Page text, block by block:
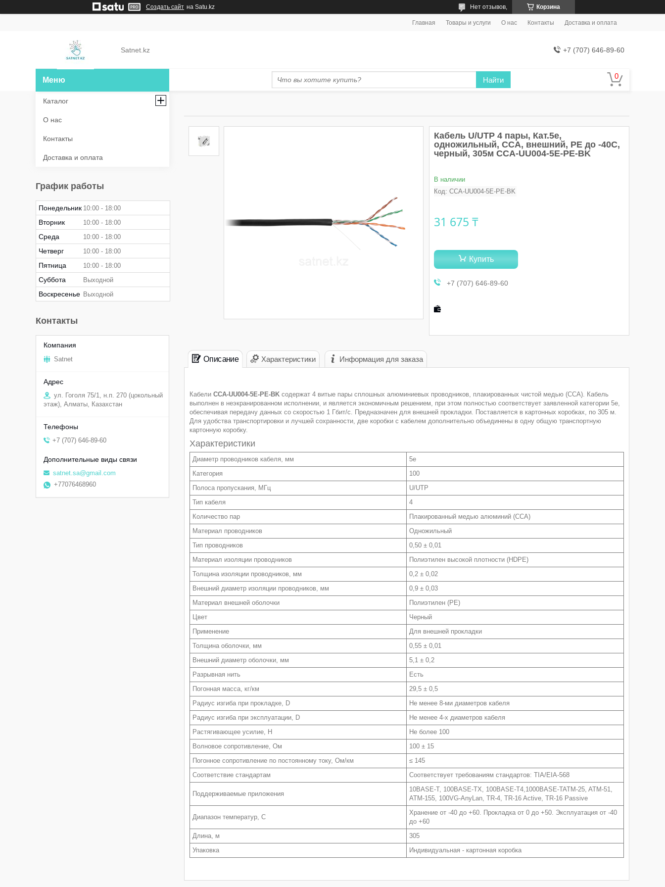
Создать сайт на Satu.kz Корзина
Нет отзывов,
Главная Товары и услуги О нас Контакты Доставка и оплата
Satnet.kz +7 (707) 646-89-60
Найти
Кабель U/UTP 4 пары, Кат.5e,
одножильный, CCA, внешний, PE до -40C,
черный, 305м CCA-UU004-5E-PE-BK
В наличии
Код: CCA-UU004-5E-PE-BK
31 675 ₸
Купить
+7 (707) 646-89-60
Описание Характеристики Информация для заказа
Кабели CCA-UU004-5E-PE-BK содержат 4 витые пары сплошных алюминиевых проводников, плакированных чистой медью (ССА). Кабель
выполнен в неэкранированном исполнении, и является экономичным решением, при этом полностью соответствует заявленной категории 5e,
обеспечивая передачу данных со скоростью 1 Гбит/с. Предназначен для внешней прокладки. Поставляется в картонных коробках, по 305 м.
Для удобства транспортировки и лучшей сохранности, две коробки с кабелем дополнительно объединены в одну общую транспортную
картонную коробку.
Характеристики
Диаметр проводников кабеля, мм
5е
Категория
100
Полоса пропускания, МГц
U/UTP
Тип кабеля
4
Количество пар
Плакированный медью алюминий (CCA)
Материал проводников
Одножильный
Тип проводников
0,50 ± 0,01
Материал изоляции проводников
Полиэтилен высокой плотности (HDPE)
Толщина изоляции проводников, мм
0,2 ± 0,02
Внешний диаметр изоляции проводников, мм
0,9 ± 0,03
Материал внешней оболочки
Полиэтилен (PE)
Цвет
Черный
Применение
Для внешней прокладки
Толщина оболочки, мм
0,55 ± 0,01
Внешний диаметр оболочки, мм
5,1 ± 0,2
Разрывная нить
Есть
Погонная масса, кг/км
29,5 ± 0,5
Радиус изгиба при прокладке, D
Не менее 8-ми диаметров кабеля
Радиус изгиба при эксплуатации, D
Не менее 4-х диаметров кабеля
Растягивающее усилие, H
Не более 100
Волновое сопротивление, Ом
100 ± 15
Погонное сопротивление по постоянному току, Ом/км
≤ 145
Соответствие стандартам
Соответствует требованиям стандартов: TIA/EIA-568
Поддерживаемые приложения
10BASE-T, 100BASE-TX, 100BASE-T4,1000BASE-TATM-25, ATM-51,
ATM-155, 100VG-AnyLan, TR-4, TR-16 Active, TR-16 Passive
Диапазон температур, С
Хранение от -40 до +60. Прокладка от 0 до +50. Эксплуатация от -40
до +60
Длина, м
305
Упаковка
Индивидуальная - картонная коробка
Каталог
О нас
Контакты
Доставка и оплата
График работы
Понедельник 10:00 18:00
Вторник 10:00 18:00
Среда 10:00 18:00
Четверг 10:00 18:00
Пятница 10:00 18:00
Суббота Выходной
Воскресенье Выходной
Контакты
Satnet
ул. Гоголя 75/1, н.п. 270 (цокольный
этаж), Алматы, Казахстан
+7 (707) 646-89-60
satnet.sa@gmail.com
+77076468960